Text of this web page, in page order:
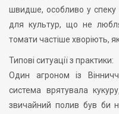
швидше, особливо у спеку
для культур, що не
томати частіше хворіють,
Типові ситуації з практики:
Один агроном із
система врятувала
звичайний полив був би